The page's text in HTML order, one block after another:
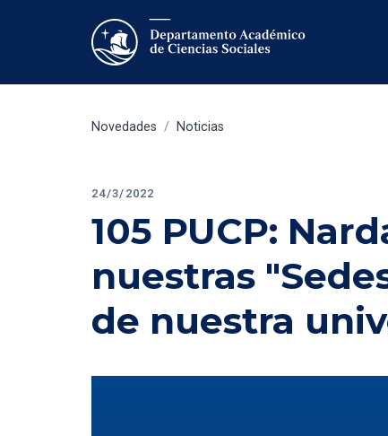
Novedades / Noticias
24/3/2022
105 PUCP:
nuestras
de nuestra